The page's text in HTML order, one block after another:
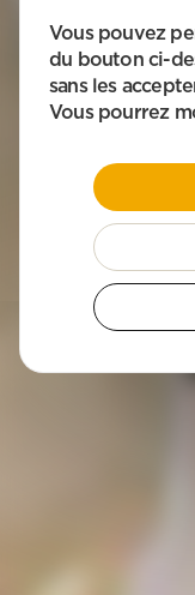
COMMENT
Aide à domicile
Jardinage &
Où devons-nous
Vous pouvez
du bouton ci-
sans les
Vous pourrez